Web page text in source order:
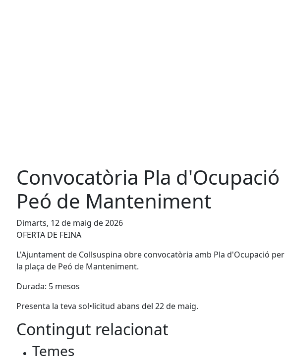
Convocatòria Pla d'Ocupació
Peó de Manteniment
Dimarts, 12 de maig de 2026
OFERTA DE FEINA
L'Ajuntament de Collsuspina obre convocatòria amb Pla d'Ocupació per
la plaça de Peó de Manteniment.
Durada: 5 mesos
Presenta la teva sol•licitud abans del 22 de maig.
Contingut relacionat
Temes